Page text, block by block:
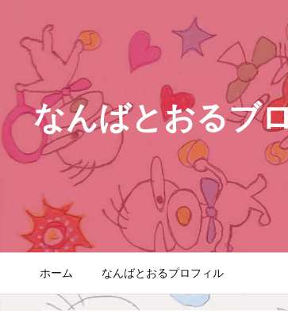
なんばとおるブ
ホーム なんばとおるプロフィル